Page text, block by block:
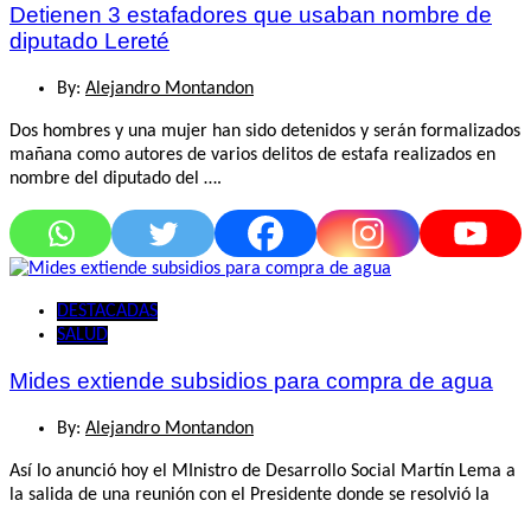
Detienen 3 estafadores que usaban nombre de
diputado Lereté
By: Alejandro Montandon
Dos hombres y una mujer han sido detenidos y serán formalizados
mañana como autores de varios delitos de estafa realizados en
nombre del diputado del ….
DESTACADAS
SALUD
Mides extiende subsidios para compra de agua
By: Alejandro Montandon
Así lo anunció hoy el MInistro de Desarrollo Social Martín Lema a
la salida de una reunión con el Presidente donde se resolvió la